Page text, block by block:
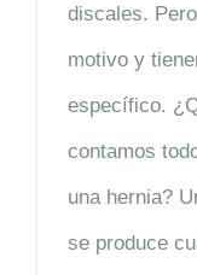
discales.
motivo y
específico.
contamos
una hernia?
se produce